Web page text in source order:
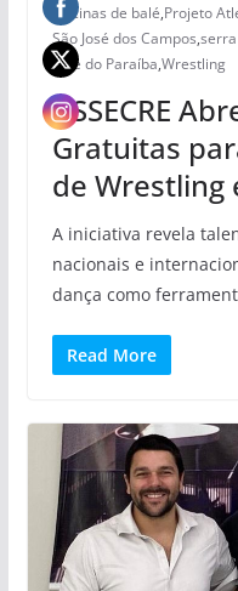
Oficinas de balé,Projeto
São José dos Campos,
Vale do Paraíba,Wrestling
ASSECRE
Gratuitas
de Wrestling
A iniciativa revela
nacionais e
dança como
Read More